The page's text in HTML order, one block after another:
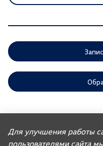
предусмотренных
требований покупателей
импортированных ООО
Для улучшения работы
пользователями сайта